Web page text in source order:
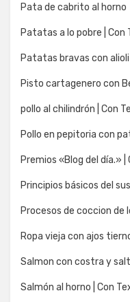
Pata de cabrito al horno
Patatas a lo pobre | Con
Patatas bravas con
Pisto cartagenero con
pollo al chilindrón | Con
Pollo en pepitoria con
Premios «Blog del día.»
Principios básicos del
Procesos de coccion de
Ropa vieja con ajos
Salmon con costra y
Salmón al horno | Con